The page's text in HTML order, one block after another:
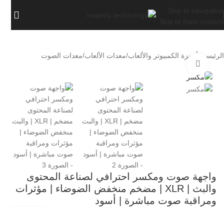
Skip to navigation
الرئيسية / أجهزة الكمبيوتر والألعاب/معدات الألعاب/معدات الصوت
واجهة صوت ومكسر احترافي لصناعة المحتوى
والبث | XLR | مضخم منخفض الضوضاء | مؤثرات
ومراقبة صوت مباشرة | أسود